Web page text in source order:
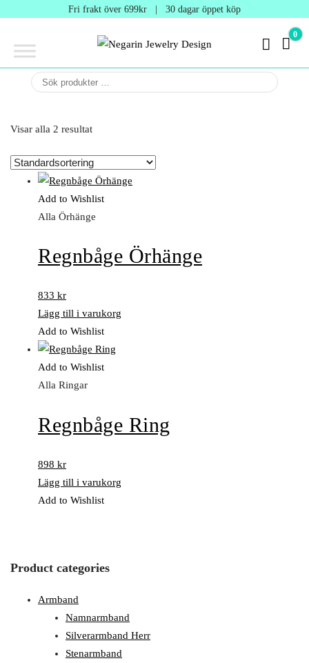
Design
Fri frakt över 699kr | 30 dagar öppet köp
NEGARIN
0 kr
0
Visar alla 2 resultat
Add to Wishlist
Alla Örhänge
Regnbåge Örhänge
833 kr
Lägg till i varukorg
Add to Wishlist
Add to Wishlist
Alla Ringar
Regnbåge Ring
898 kr
Lägg till i varukorg
Add to Wishlist
Product categories
Armband
Namnarmband
Silverarmband Herr
Stenarmband